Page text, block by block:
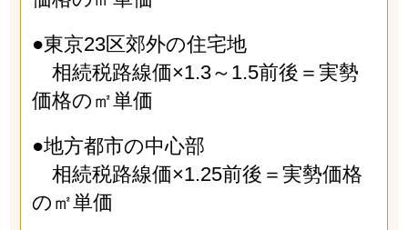
●東京23区郊外の住宅地
相続税路線価×1.3～1.5前後＝実勢
価格の㎡単価
●地方都市の中心部
相続税路線価×1.25前後＝実勢価格
の㎡単価